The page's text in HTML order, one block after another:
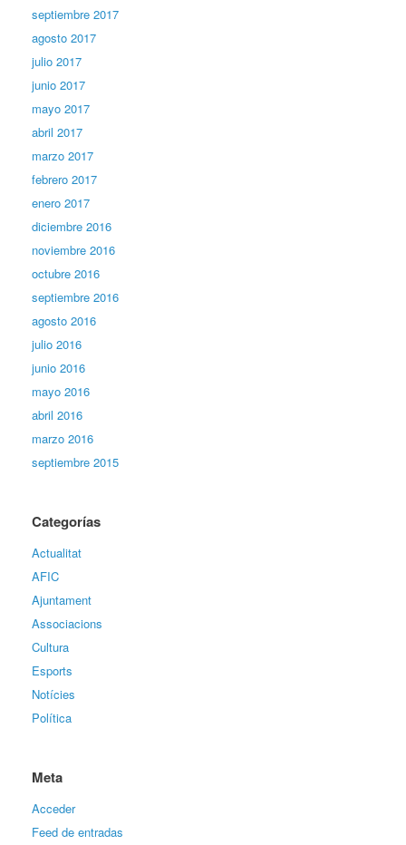
septiembre 2017
agosto 2017
julio 2017
junio 2017
mayo 2017
abril 2017
marzo 2017
febrero 2017
enero 2017
diciembre 2016
noviembre 2016
octubre 2016
septiembre 2016
agosto 2016
julio 2016
junio 2016
mayo 2016
abril 2016
marzo 2016
septiembre 2015
Categorías
Actualitat
AFIC
Ajuntament
Associacions
Cultura
Esports
Notícies
Política
Meta
Acceder
Feed de entradas